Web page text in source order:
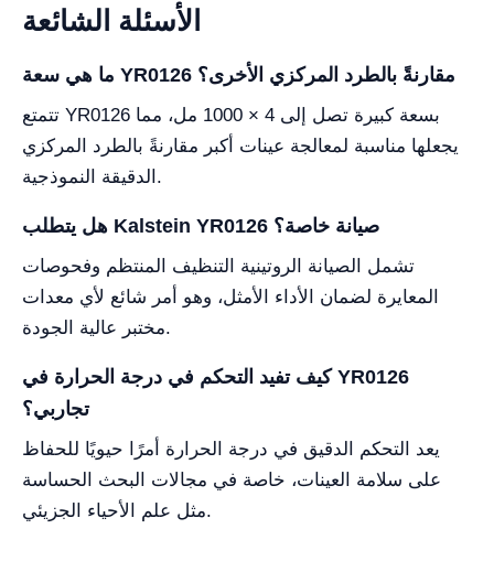
الأسئلة الشائعة
ما هي سعة YR0126 مقارنةً بالطرد المركزي الأخرى؟
تتمتع YR0126 بسعة كبيرة تصل إلى 4 × 1000 مل، مما
يجعلها مناسبة لمعالجة عينات أكبر مقارنةً بالطرد المركزي
الدقيقة النموذجية.
هل يتطلب Kalstein YR0126 صيانة خاصة؟
تشمل الصيانة الروتينية التنظيف المنتظم وفحوصات
المعايرة لضمان الأداء الأمثل، وهو أمر شائع لأي معدات
مختبر عالية الجودة.
كيف تفيد التحكم في درجة الحرارة في YR0126
تجاربي؟
يعد التحكم الدقيق في درجة الحرارة أمرًا حيويًا للحفاظ
على سلامة العينات، خاصة في مجالات البحث الحساسة
مثل علم الأحياء الجزيئي.